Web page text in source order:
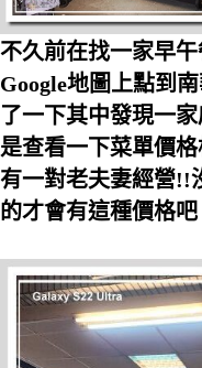
不久前在找一家早
Google地圖上點到
了一下其中發現一
是查看一下菜單價
有一對老夫妻經營!!
的才會有這種價格吧